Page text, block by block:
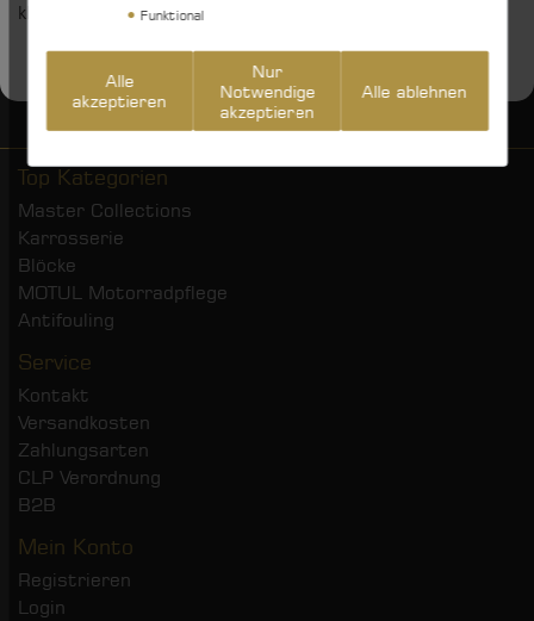
kleinen Boot Platz.
Top Kategorien
Master Collections
Karrosserie
Blöcke
MOTUL Motorradpflege
Antifouling
Service
Kontakt
Versandkosten
Zahlungsarten
CLP Verordnung
B2B
Mein Konto
Registrieren
Login
Funktional
Alle
akzeptieren
Nur
Notwendige
akzeptieren
Alle ablehnen